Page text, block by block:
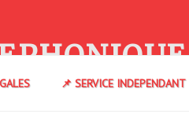
📌 SERVICE INDEPENDANT